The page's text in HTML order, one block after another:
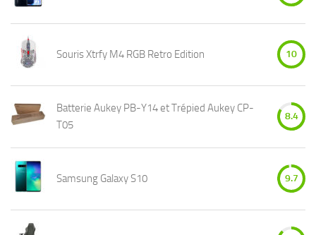
Souris Xtrfy M4 RGB Retro Edition 10
Batterie Aukey PB-Y14 et Trépied Aukey CP-
T05
8.4
Samsung Galaxy S10 9.7